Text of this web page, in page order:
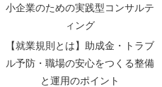
小企業のための実践型コンサルテ
ィング
【就業規則とは】助成金・トラブ
ル予防・職場の安心をつくる整備
と運用のポイント